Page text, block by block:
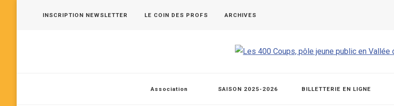
INSCRIPTION NEWSLETTER LE COIN DES PROFS ARCHIVES
Association SAISON 2025-2026 BILLETTERIE EN LIGNE